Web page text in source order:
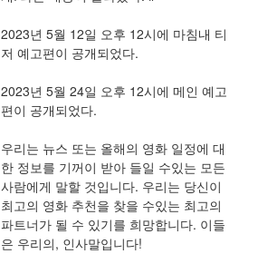
2023년 5월 12일 오후 12시에 마침내 티
저 예고편이 공개되었다.
2023년 5월 24일 오후 12시에 메인 예고
편이 공개되었다.
우리는 뉴스 또는 올해의 영화 일정에 대
한 정보를 기꺼이 받아 들일 수있는 모든
사람에게 말할 것입니다. 우리는 당신이
최고의 영화 추천을 찾을 수있는 최고의
파트너가 될 수 있기를 희망합니다. 이들
은 우리의, 인사말입니다!